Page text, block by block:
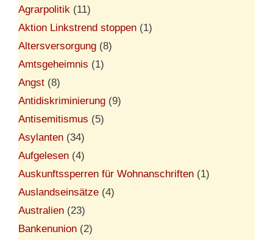
Agrarpolitik (11)
Aktion Linkstrend stoppen (1)
Altersversorgung (8)
Amtsgeheimnis (1)
Angst (8)
Antidiskriminierung (9)
Antisemitismus (5)
Asylanten (34)
Aufgelesen (4)
Auskunftssperren für Wohnanschriften (1)
Auslandseinsätze (4)
Australien (23)
Bankenunion (2)